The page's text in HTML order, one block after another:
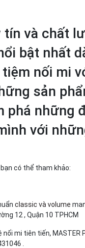
và chất
bật nhất
nối mi
sản
phá những
với
có thể tham khảo:
classic và volume
12 , Quận 10 TPHCM
mi tiên tiến, MASTER